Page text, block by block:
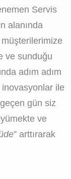
Servis
alanında
ve sunduğu
adım adım
ile
gün siz
ve
” arttırarak